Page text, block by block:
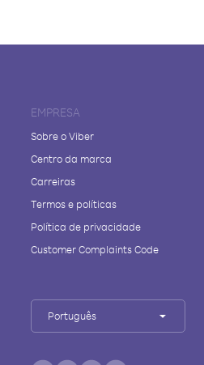
EMPRESA
Sobre o Viber
Centro da marca
Carreiras
Termos e políticas
Política de privacidade
Customer Complaints Code
Português